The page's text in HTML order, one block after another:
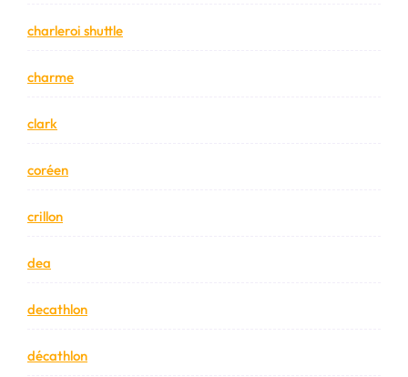
charleroi shuttle
charme
clark
coréen
crillon
dea
decathlon
décathlon